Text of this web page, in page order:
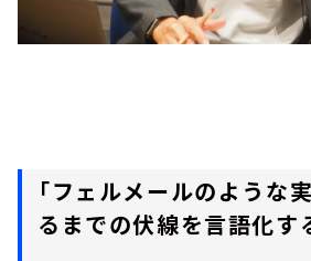
「フェルメールのような実
るまでの伏線を言語化す